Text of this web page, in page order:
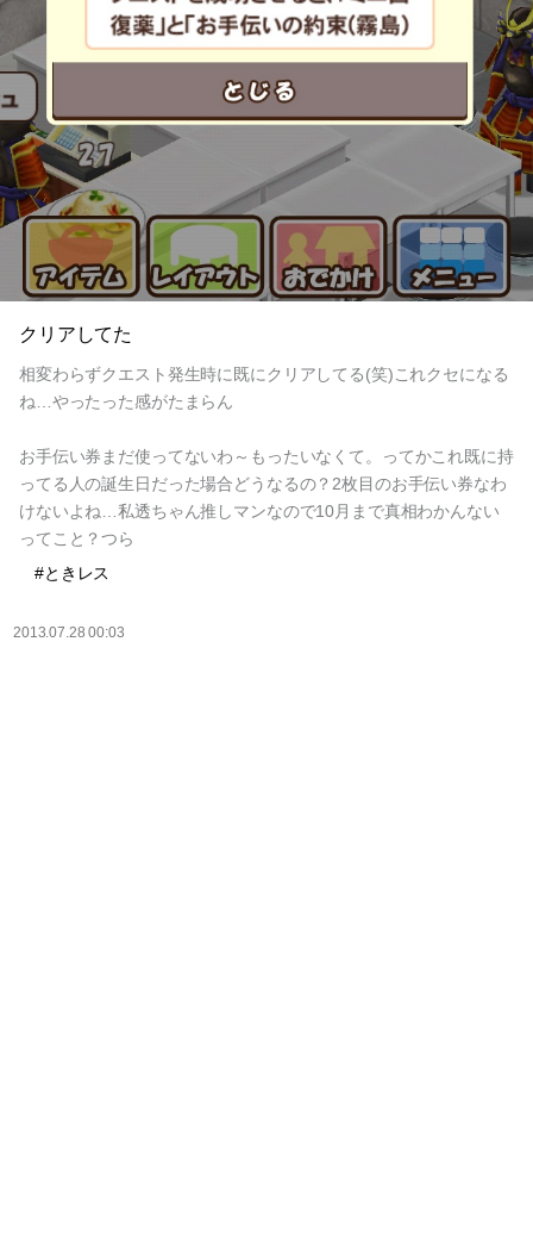
クリアしてた
相変わらずクエスト発生時に既にクリアしてる(笑)これクセになる
ね…やったった感がたまらん
お手伝い券まだ使ってないわ～もったいなくて。ってかこれ既に持
ってる人の誕生日だった場合どうなるの？2枚目のお手伝い券なわ
けないよね…私透ちゃん推しマンなので10月まで真相わかんない
ってこと？つら
#ときレス
2013.07.28 00:03